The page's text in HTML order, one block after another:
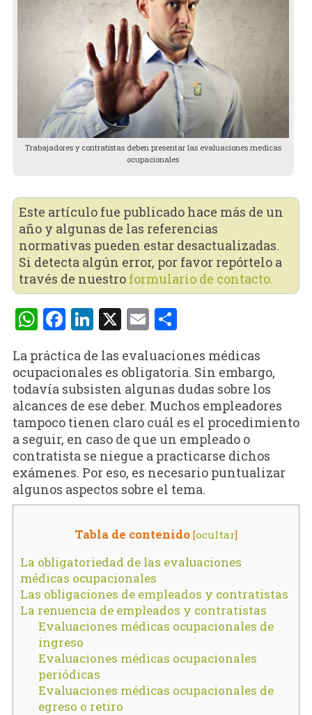
Trabajadores y contratistas deben presentar las evaluaciones medicas
ocupacionales
Este artículo fue publicado hace más de un
año y algunas de las referencias
normativas pueden estar desactualizadas.
Si detecta algún error, por favor repórtelo a
través de nuestro formulario de contacto.
WhatsApp
Facebook
LinkedIn
X EmailCompartir
La práctica de las evaluaciones médicas
ocupacionales es obligatoria. Sin embargo,
todavía subsisten algunas dudas sobre los
alcances de ese deber. Muchos empleadores
tampoco tienen claro cuál es el procedimiento
a seguir, en caso de que un empleado o
contratista se niegue a practicarse dichos
exámenes. Por eso, es necesario puntualizar
algunos aspectos sobre el tema.
Tabla de contenido [ocultar]
La obligatoriedad de las evaluaciones
médicas ocupacionales
Las obligaciones de empleados y contratistas
La renuencia de empleados y contratistas
Evaluaciones médicas ocupacionales de
ingreso
Evaluaciones médicas ocupacionales
periódicas
Evaluaciones médicas ocupacionales de
egreso o retiro